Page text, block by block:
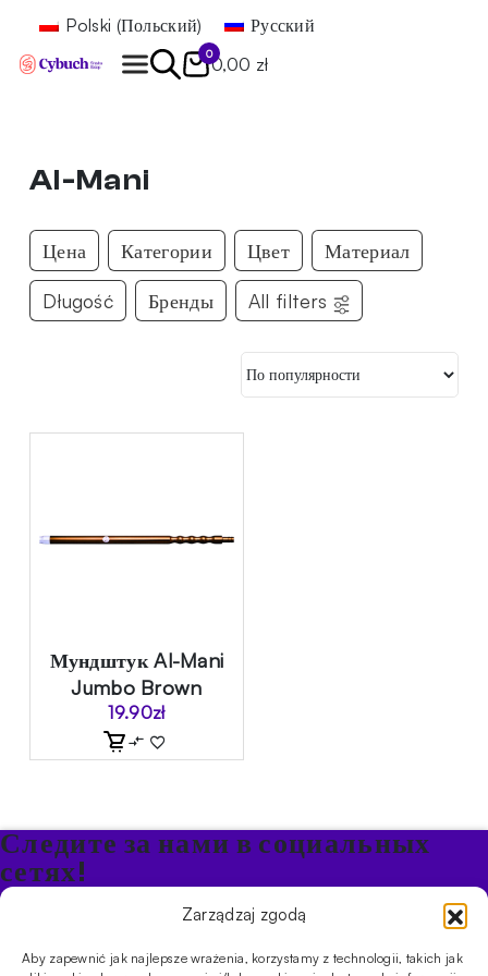
Zarządzaj zgodą
Aby zapewnić jak najlepsze wrażenia, korzystamy z technologii, takich jak
Polski (Польский) Русский
0
0,00 zł
Al-Mani
Цена Категории Цвет Материал
Długość Бренды All filters
Мундштук Al-Mani
Jumbo Brown
19.90zł
Следите за нами в социальных
сетях!
Будьте в курсе акций и новостей в Кальяне